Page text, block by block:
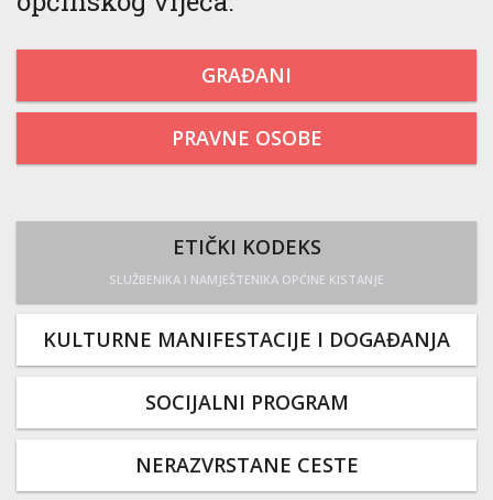
GRAĐANI
PRAVNE OSOBE
ETIČKI KODEKS
SLUŽBENIKA I NAMJEŠTENIKA OPĆINE KISTANJE
KULTURNE MANIFESTACIJE I DOGAĐANJA
SOCIJALNI PROGRAM
NERAZVRSTANE CESTE